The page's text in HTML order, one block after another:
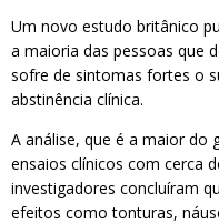
Um novo estudo britânico
a maioria das pessoas que
sofre de sintomas fortes o
abstinência clínica.
A análise, que é a maior do
ensaios clínicos com cerca
investigadores concluíram
efeitos como tonturas,